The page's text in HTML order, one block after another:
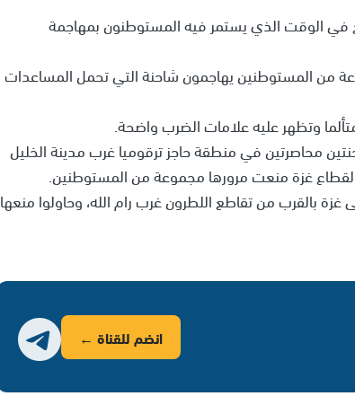
في الوقت الذي يستمر فيه المستوطنون بمهاجمة
من المستوطنين يهاجمون شاحنة التي تحمل المساعدات
وتظهر عليه علامات الضرب واضحة.
محاصرتين في منطقة حاجز ترقوميا غرب مدينة الخليل
غزة منعت مرورها مجموعة من المستوطنين.
بالقرب من تقاطع اللطرون غرب رام الله، وحاولوا منعها
انضم للقناة ←